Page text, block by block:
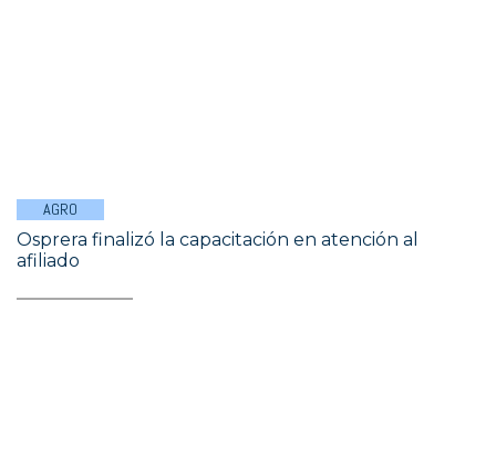
AGRO
Osprera finalizó la capacitación en atención al
afiliado